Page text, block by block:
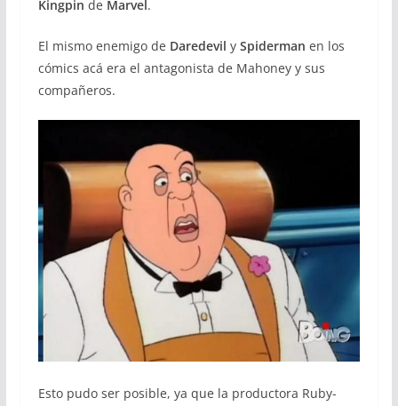
Kingpin de Marvel .
El mismo enemigo de Daredevil y Spiderman en los
cómics acá era el antagonista de Mahoney y sus
compañeros.
Esto pudo ser posible, ya que la productora Ruby-